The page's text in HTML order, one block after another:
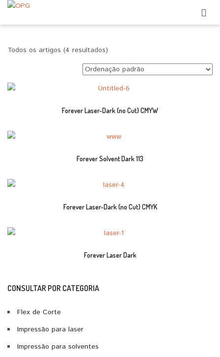
Todos os artigos (4 resultados)
Forever Laser-Dark (no Cut) CMYW
Forever Solvent Dark 113
Forever Laser-Dark (no Cut) CMYK
Forever Laser Dark
CONSULTAR POR CATEGORIA
Flex de Corte
Impressão para laser
Impressão para solventes